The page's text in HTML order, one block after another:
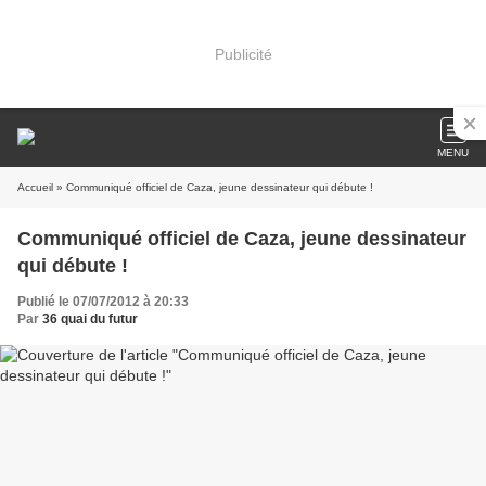
Publicité
MENU
Accueil » Communiqué officiel de Caza, jeune dessinateur qui débute !
Communiqué officiel de Caza, jeune dessinateur
qui débute !
Publié le 07/07/2012 à 20:33
Par 36 quai du futur